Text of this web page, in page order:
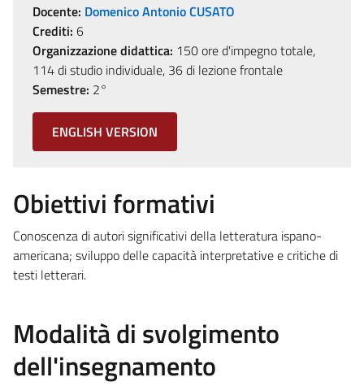
Docente: Domenico Antonio CUSATO
Crediti: 6
Organizzazione didattica: 150 ore d'impegno totale,
114 di studio individuale, 36 di lezione frontale
Semestre: 2°
ENGLISH VERSION
Obiettivi formativi
Conoscenza di autori significativi della letteratura ispano-
americana; sviluppo delle capacità interpretative e critiche di
testi letterari.
Modalità di svolgimento
dell'insegnamento